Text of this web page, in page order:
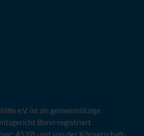
e.V.ist als gemeinnützige
Bonn registriert
4539) und von der Körperschaft-